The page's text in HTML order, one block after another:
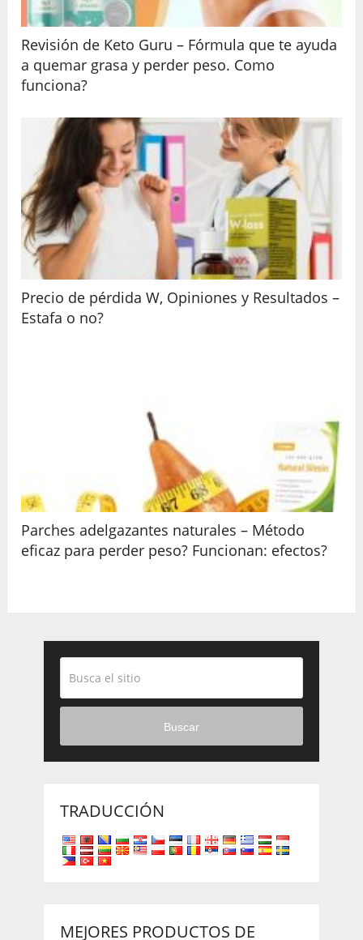
Revisión de Keto Guru – Fórmula que te ayuda
a quemar grasa y perder peso. Como
funciona?
Precio de pérdida W, Opiniones y Resultados –
Estafa o no?
Parches adelgazantes naturales – Método
eficaz para perder peso? Funcionan: efectos?
Buscar
TRADUCCIÓN
MEJORES PRODUCTOS DE